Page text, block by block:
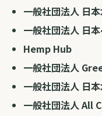
一般社団法人 日本
一般社団法人 日
Hemp Hub
一般社団法人
一般社団法人 日
一般社団法人 All